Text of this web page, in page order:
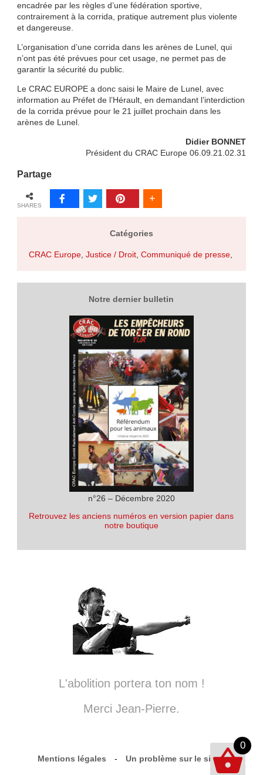
encadrée par les règles d’une fédération sportive,
contrairement à la corrida, pratique autrement plus violente
et dangereuse.
L’organisation d’une corrida dans les arènes de Lunel, qui
n’ont pas été prévues pour cet usage, ne permet pas de
garantir la sécurité du public.
Le CRAC EUROPE a donc saisi le Maire de Lunel, avec
information au Préfet de l’Hérault, en demandant l’interdiction
de la corrida prévue pour le 21 juillet prochain dans les
arènes de Lunel.
Didier BONNET
Président du CRAC Europe 06.09.21.02.31
Partage
SHARES
Catégories
CRAC Europe, Justice / Droit, Communiqué de presse,
Notre dernier bulletin
n°26 – Décembre 2020
Retrouvez les anciens numéros en version papier dans
notre boutique
L'abolition portera ton nom !
Merci Jean-Pierre.
Mentions légales - Un problème sur le site ?
0